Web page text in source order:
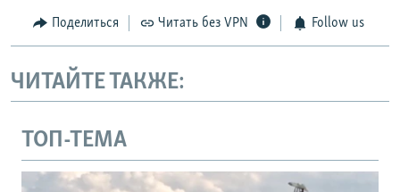
Поделиться Читать без VPN Follow us
ЧИТАЙТЕ ТАКЖЕ:
ТОП-ТЕМА